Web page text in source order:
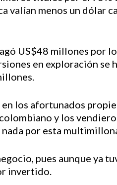
valían menos un dólar
US$48 millones por
en exploración se
en los afortunados
y los
por esta
pues aunque ya
invertido.